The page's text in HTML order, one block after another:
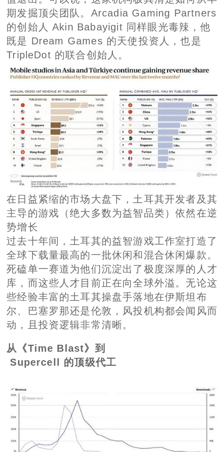
期发掘顶尖团队。Arcadia Gaming Partners
的创始人 Akin Babayigit 同样眼光毒辣，他
既是 Dream Games 的天使投资人，也是
TripleDot 的联合创始人。
在日益紧缩的市场大盘下，土耳其开发者及其
主导的游戏（绝大多数为益智品类）依然在逆
势增长
过去十年间，土耳其的益智游戏工作室打造了
全球下载量最高的一批休闲和混合休闲爆款。
死磕单一赛道为他们沉淀出了极度深厚的人才
库，而这些人才目前正在向全球外溢。无论这
些经验丰富的土耳其操盘手落地在伊斯坦布
尔、巴塞罗那还是伦敦，风投机构都会闻风而
动，且投资逻辑非常清晰。
从《Time Blast》到
Supercell 的顶级代工